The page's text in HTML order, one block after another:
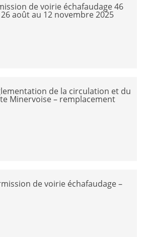
de voirie échafaudage 46
août au 12 novembre 2025
de la circulation et du
Minervoise – remplacement
de voirie échafaudage –